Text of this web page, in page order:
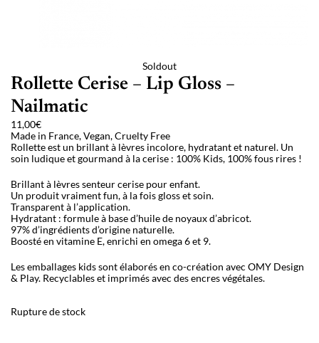
Soldout
Rollette Cerise – Lip Gloss –
Nailmatic
11,00€
Made in France, Vegan, Cruelty Free
Rollette est un brillant à lèvres incolore, hydratant et naturel. Un
soin ludique et gourmand à la cerise : 100% Kids, 100% fous rires !
Brillant à lèvres senteur cerise pour enfant.
Un produit vraiment fun, à la fois gloss et soin.
Transparent à l’application.
Hydratant : formule à base d’huile de noyaux d’abricot.
97% d’ingrédients d’origine naturelle.
Boosté en vitamine E, enrichi en omega 6 et 9.
Les emballages kids sont élaborés en co-création avec OMY Design
& Play. Recyclables et imprimés avec des encres végétales.
Rupture de stock